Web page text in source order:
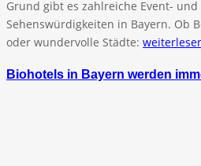
Grund gibt es zahlreiche Event-
Sehenswürdigkeiten in Bayern. Ob
oder wundervolle Städte:
Biohotels in Bayern werden